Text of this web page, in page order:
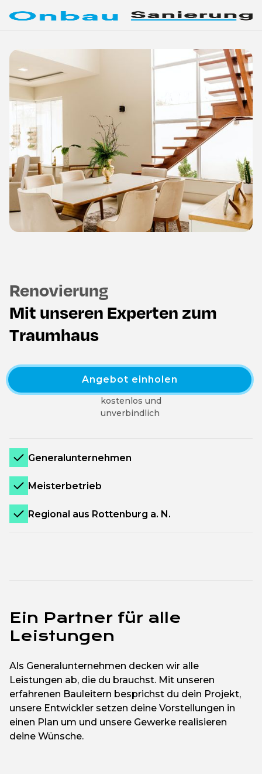
Renovierung
Mit unseren Experten zum
Traumhaus
Angebot einholen
kostenlos und
unverbindlich
Generalunternehmen
Meisterbetrieb
Regional aus Rottenburg a. N.
Ein Partner für alle
Leistungen
Als Generalunternehmen decken wir alle
Leistungen ab, die du brauchst. Mit unseren
erfahrenen Bauleitern besprichst du dein Projekt,
unsere Entwickler setzen deine Vorstellungen in
einen Plan um und unsere Gewerke realisieren
deine Wünsche.